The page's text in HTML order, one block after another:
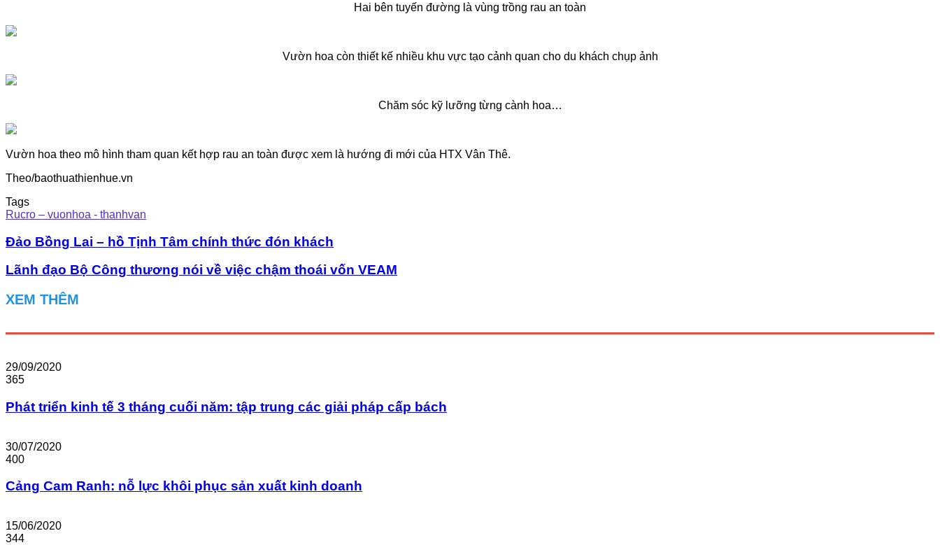
Hai bên tuyến đường là vùng trồng rau an toàn
Vườn hoa còn thiết kế nhiều khu vực tạo cảnh quan cho du khách chụp ảnh
Chăm sóc kỹ lưỡng từng cành hoa…
Vườn hoa theo mô hình tham quan kết hợp rau an toàn được xem là hướng đi mới của HTX Vân Thê.
Theo/baothuathienhue.vn
Tags
Rucro – vuonhoa - thanhvan
Đảo Bồng Lai – hồ Tịnh Tâm chính thức đón khách
Lãnh đạo Bộ Công thương nói về việc chậm thoái vốn VEAM
XEM THÊM
29/09/2020
365
Phát triển kinh tế 3 tháng cuối năm: tập trung các giải pháp cấp bách
30/07/2020
400
Cảng Cam Ranh: nỗ lực khôi phục sản xuất kinh doanh
15/06/2020
344